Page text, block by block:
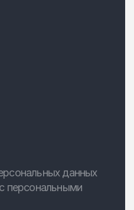
данных
персональными